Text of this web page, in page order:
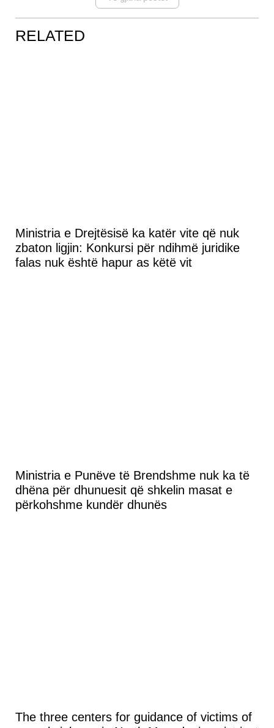
RELATED
Ministria e Drejtësisë ka katër vite që nuk
zbaton ligjin: Konkursi për ndihmë juridike
falas nuk është hapur as këtë vit
Ministria e Punëve të Brendshme nuk ka të
dhëna për dhunuesit që shkelin masat e
përkohshme kundër dhunës
The three centers for guidance of victims of